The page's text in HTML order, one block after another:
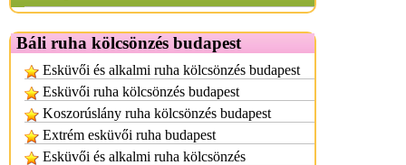
Báli ruha kölcsönzés budapest
Esküvői és alkalmi ruha kölcsönzés budapest
Esküvői ruha kölcsönzés budapest
Koszorúslány ruha kölcsönzés budapest
Extrém esküvői ruha budapest
Esküvői és alkalmi ruha kölcsönzés